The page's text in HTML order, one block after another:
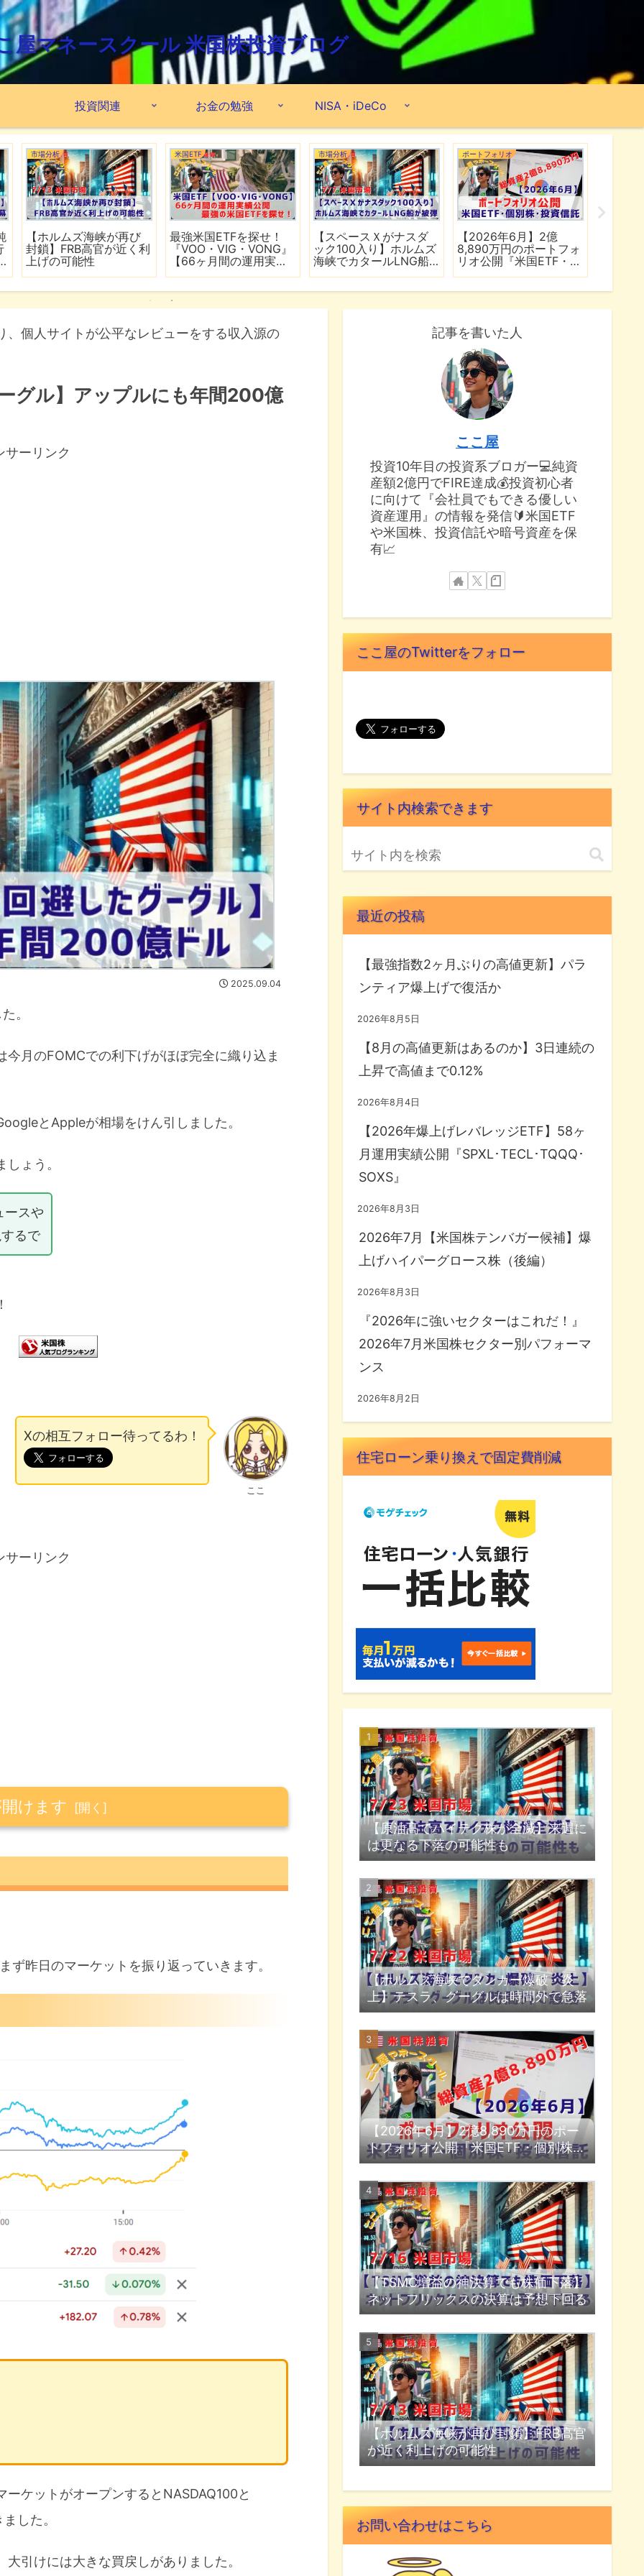
屋マネースクール 米国株投資ブログ
投資関連 お金の勉強 NISA・iDeCo
市場分析
【ホルムズ海峡が再び
封鎖】FRB高官が近く利
上げの可能性
米国ETF
最強米国ETFを探せ！
『VOO・VIG・VONG』
【66ヶ月間の運用実績
市場分析
【スペースＸがナスダ
ック100入り】ホルムズ
海峡でカタールLNG船
ポートフォリオ
【2026年6月】2億
8,890万円のポートフォ
リオ公開『米国ETF・個
個人サイトが公平なレビューをする収入源の
グル】アップルにも年間200億
サーリンク
2025.09.04
。
月のFOMCでの利下げがほぼ完全に織り込ま
とAppleが相場をけん引しました。
ょう。
ースや
るで
ここ
Xの相互フォロー待ってるわ！
サーリンク
けます
込む
昨日のマーケットを振り返っていきます。
ケットがオープンするとNASDAQ100と
した。
引けには大きな買戻しがありました。
記事を書いた人
ここ屋
投資10年目の投資系ブロガー💻純資
産額2億円でFIRE達成💰投資初心者
に向けて『会社員でもできる優しい
資産運用』の情報を発信🔰米国ETF
や米国株、投資信託や暗号資産を保
有📈
ここ屋のTwitterをフォロー
サイト内検索できます
最近の投稿
【最強指数2ヶ月ぶりの高値更新】パラ
ンティア爆上げで復活か
2026年8月5日
【8月の高値更新はあるのか】3日連続の
上昇で高値まで0.12%
2026年8月4日
【2026年爆上げレバレッジETF】58ヶ
月運用実績公開『SPXL･TECL･TQQQ･
SOXS』
2026年8月3日
2026年7月【米国株テンバガー候補】爆
上げハイパーグロース株（後編）
2026年8月3日
『2026年に強いセクターはこれだ！』
2026年7月米国株セクター別パフォーマ
ンス
2026年8月2日
住宅ローン乗り換えで固定費削減
【原油高でハイテク株が全滅】来週に
は更なる下落の可能性も
【ホルムズ海峡でタンカー爆破・炎
上】テスラ、グーグルは時間外で急落
【2026年6月】2億8,890万円のポー
トフォリオ公開『米国ETF・個別株・
投資信託』
【TSMC増益の神決算でも株価下落】
ネットフリックスの決算は予想下回る
【ホルムズ海峡が再び封鎖】FRB高官
が近く利上げの可能性
お問い合わせはこちら